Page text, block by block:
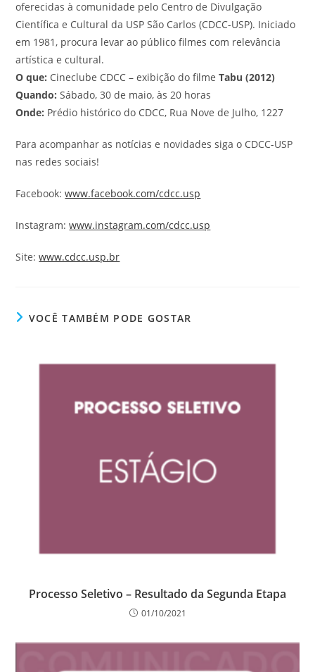
oferecidas à comunidade pelo Centro de Divulgação
Científica e Cultural da USP São Carlos (CDCC-USP). Iniciado
em 1981, procura levar ao público filmes com relevância
artística e cultural.
O que: Cineclube CDCC – exibição do filmeTabu (2012)
Quando: Sábado, 30 de maio, às 20 horas
Onde: Prédio histórico do CDCC, Rua Nove de Julho, 1227
Para acompanhar as notícias e novidades siga o CDCC-USP
nas redes sociais!
Facebook:www.facebook.com/cdcc.usp
Instagram:www.instagram.com/cdcc.usp
Site:www.cdcc.usp.br
VOCÊ TAMBÉM PODE GOSTAR
Processo Seletivo – Resultado da Segunda Etapa
01/10/2021